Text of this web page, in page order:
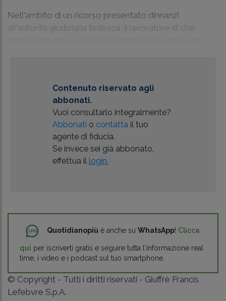
Nell'ambito di un ricorso presentato dinnanzi
all'autorità giudiziaria tedesca, il lavoratore di che
Contenuto riservato agli
abbonati.
Vuoi consultarlo integralmente?
Abbonati o contatta il tuo
agente di fiducia.
Se invece sei già abbonato,
effettua il login.
Quotidianopiù è anche su WhatsApp! Clicca
qui per iscriverti gratis e seguire tutta l'informazione real
time, i video e i podcast sul tuo smartphone.
© Copyright - Tutti i diritti riservati - Giuffrè Francis
Lefebvre S.p.A.